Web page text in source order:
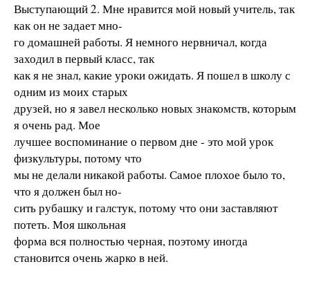
Выступающий 2. Мне нравится мой новый учитель, так
как он не задает мно-
го домашней работы. Я немного нервничал, когда
заходил в первый класс, так
как я не знал, какие уроки ожидать. Я пошел в школу с
одним из моих старых
друзей, но я завел несколько новых знакомств, которым
я очень рад. Мое
лучшее воспоминание о первом дне - это мой урок
физкультуры, потому что
мы не делали никакой работы. Самое плохое было то,
что я должен был но-
сить рубашку и галстук, потому что они заставляют
потеть. Моя школьная
форма вся полностью черная, поэтому иногда
становится очень жарко в ней.